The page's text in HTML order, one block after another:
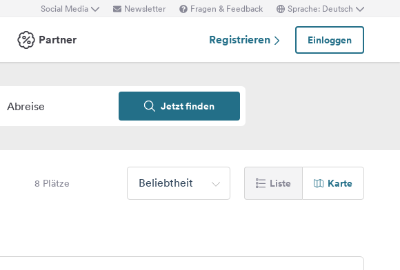
Social Media Newsletter Fragen & Feedback Sprache: Deutsch
Partner Registrieren Einloggen
Abreise Jetzt finden
8 Plätze Beliebtheit Liste Karte